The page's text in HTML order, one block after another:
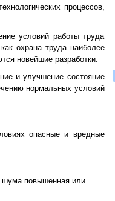
процессов,
условий работы труда
охрана труда наиболее
новейшие разработки.
и улучшение состояние
нормальных условий
опасные и вредные
шума повышенная или